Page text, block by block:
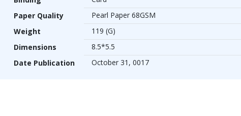
Paper Quality
Pearl Paper 68GSM
Weight
119 (G)
Dimensions
8.5*5.5
Date Publication
October 31, 0017